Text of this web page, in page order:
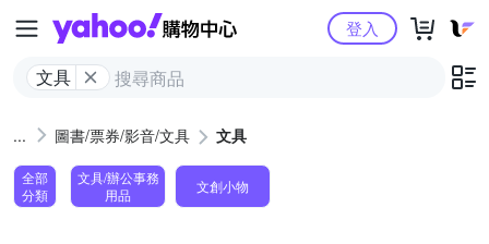
Yahoo購物中心
文具
登入
圖書/票券/影音/文具 文具
全部
分類
文具/辦公事務
用品
文創小物